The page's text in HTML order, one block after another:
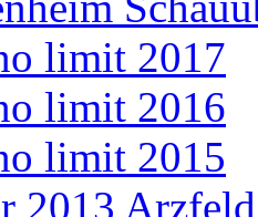
limit 2017
limit 2016
limit 2015
2013 Arzfeld